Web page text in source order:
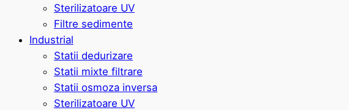
Sterilizatoare UV
Filtre sedimente
Industrial
Statii dedurizare
Statii mixte filtrare
Statii osmoza inversa
Sterilizatoare UV